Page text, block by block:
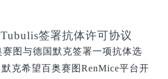
签署抗体许可协议
赛图与德国默克签署一项抗体选
克希望百奥赛图RenMice平台开